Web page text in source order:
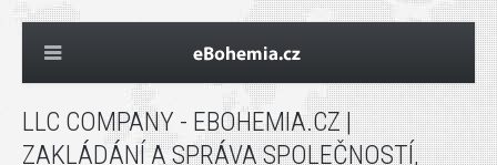
LLC COMPANY - EBOHEMIA.CZ |
ZAKLÁDÁNÍ A SPRÁVA SPOLEČNOSTÍ,